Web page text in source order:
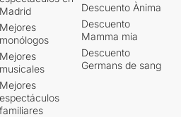
Madrid
Mejores
monólogos
Mejores
musicales
Mejores
espectáculos
familiares
Descuento Ànima
Descuento
Mamma mia
Descuento
Germans de sang